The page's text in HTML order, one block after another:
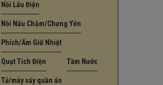
Nồi Lẩu Điện
Nồi Nấu Chậm/Chưng Yến
Phích/Ấm Giữ Nhiệt
Quạt Tích Điện Tăm Nước
Tủ/máy sấy quần áo